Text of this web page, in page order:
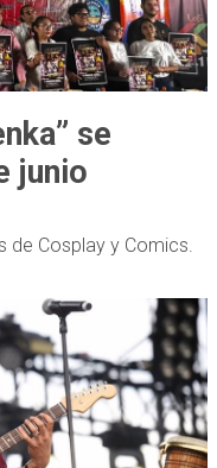
se
junio
de Cosplay y Comics.